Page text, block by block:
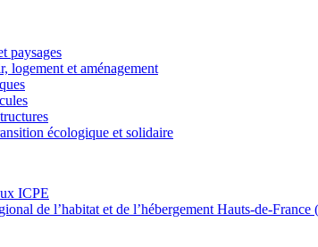
paysages
logement et aménagement
écologique et solidaire
ICPE
de l’habitat et de l’hébergement Hauts-de-